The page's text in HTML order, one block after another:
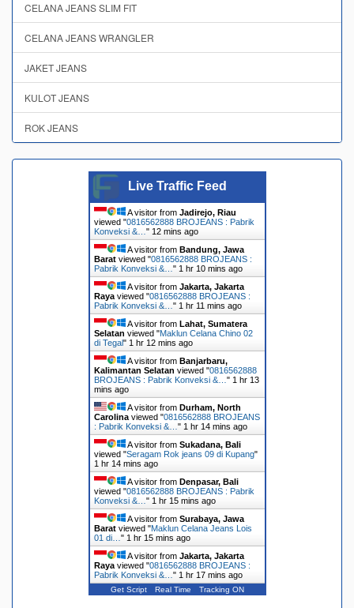
CELANA JEANS SLIM FIT
CELANA JEANS WRANGLER
JAKET JEANS
KULOT JEANS
ROK JEANS
Live Traffic Feed
A visitor from Jadirejo, Riau
viewed "0816562888 BROJEANS : Pabrik
Konveksi &… " 12 mins ago
A visitor from Bandung, Jawa
Baratviewed "0816562888 BROJEANS :
Pabrik Konveksi &… " 1 hr 10 mins ago
A visitor from Jakarta, Jakarta
Rayaviewed "0816562888 BROJEANS :
Pabrik Konveksi &… " 1 hr 11 mins ago
A visitor from Lahat, Sumatera
Selatan viewed "Maklun Celana Chino 02
di Tegal" 1 hr 12 mins ago
A visitor from Banjarbaru,
Kalimantan Selatan viewed "0816562888
BROJEANS : Pabrik Konveksi &… " 1 hr 13
mins ago
A visitor from Durham, North
Carolinaviewed "0816562888 BROJEANS
: Pabrik Konveksi &… " 1 hr 14 mins ago
A visitor from Sukadana, Bali
viewed "Seragam Rok jeans 09 di Kupang"
1 hr 14 mins ago
A visitor from Denpasar, Bali
viewed "0816562888 BROJEANS : Pabrik
Konveksi &… " 1 hr 15 mins ago
A visitor from Surabaya, Jawa
Baratviewed "Maklun Celana Jeans Lois
01 di… " 1 hr 15 mins ago
A visitor from Jakarta, Jakarta
Rayaviewed "0816562888 BROJEANS :
Pabrik Konveksi &… " 1 hr 17 mins ago
Get Script Real Time Tracking ON